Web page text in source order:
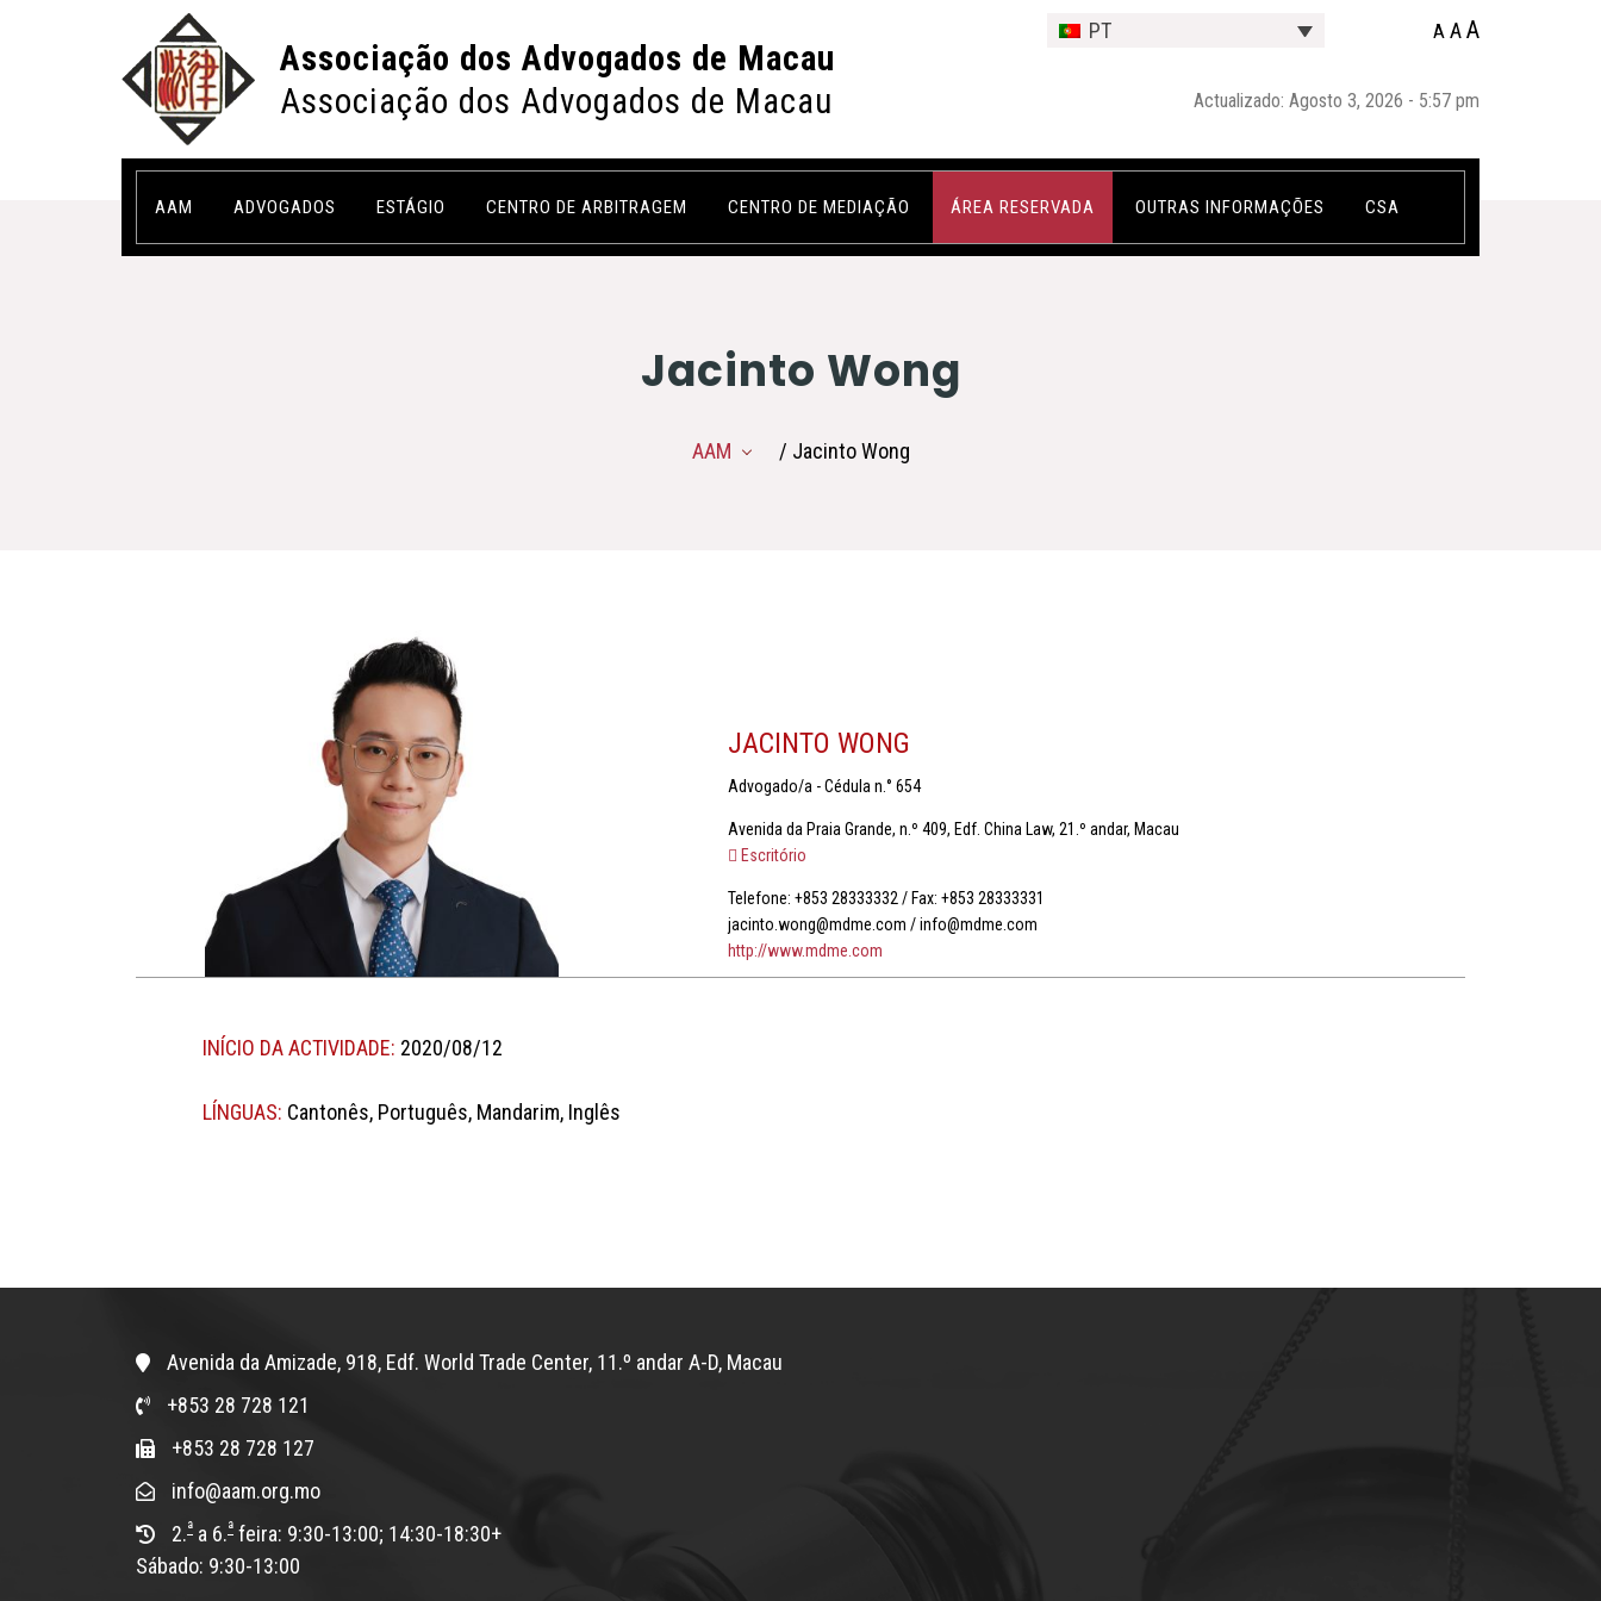
Associação dos Advogados de Macau
Associação dos Advogados de Macau
PT A AA
Actualizado: Agosto 3, 2026 - 5:57 pm
AAM ADVOGADOS ESTÁGIO CENTRO DE ARBITRAGEM CENTRO DE MEDIAÇÃO ÁREA RESERVADA OUTRAS INFORMAÇÕES CSA
Jacinto Wong
AAM / Jacinto Wong
JACINTO WONG
Advogado/a - Cédula n.° 654
Avenida da Praia Grande, n.º 409, Edf. China Law, 21.º andar, Macau
Escritório
Telefone: +853 28333332 / Fax: +853 28333331
jacinto.wong@mdme.com / info@mdme.com
http://www.mdme.com
INÍCIO DA ACTIVIDADE: 2020/08/12
LÍNGUAS: Cantonês, Português, Mandarim, Inglês
Avenida da Amizade, 918, Edf. World Trade Center, 11.º andar A-D, Macau
+853 28 728 121
+853 28 728 127
info@aam.org.mo
2.ª a 6.ª feira: 9:30-13:00; 14:30-18:30+
Sábado: 9:30-13:00